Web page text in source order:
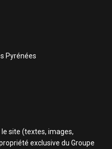
Pyrénées
site (textes, images,
exclusive du Groupe